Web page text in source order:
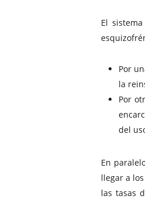
El
Por
la
Por
del
En
llegar a
las tasas